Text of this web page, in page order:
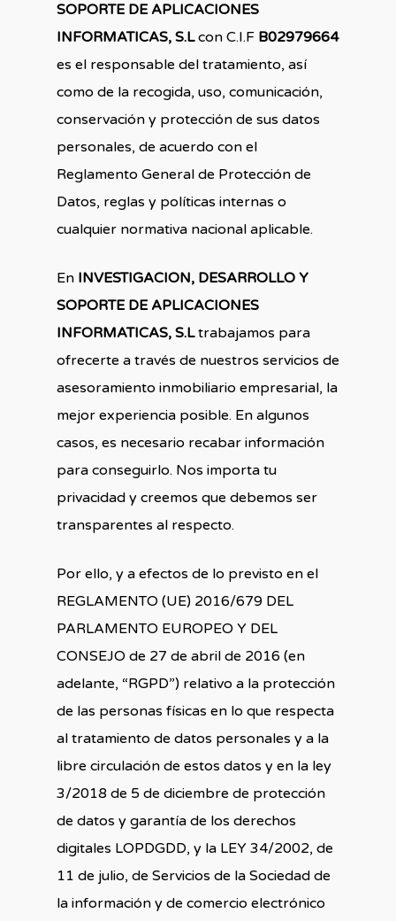
SOPORTE DE APLICACIONES
INFORMATICAS, S.Lcon C.I.F B02979664
es el responsable del tratamiento, así
como de la recogida, uso, comunicación,
conservación y protección de sus datos
personales, de acuerdo con el
Reglamento General de Protección de
Datos, reglas y políticas internas o
cualquier normativa nacional aplicable.
En INVESTIGACION, DESARROLLO Y
SOPORTE DE APLICACIONES
INFORMATICAS, S.Ltrabajamos para
ofrecerte a través de nuestros servicios de
asesoramiento inmobiliario empresarial, la
mejor experiencia posible. En algunos
casos, es necesario recabar información
para conseguirlo. Nos importa tu
privacidad y creemos que debemos ser
transparentes al respecto.
Por ello, y a efectos de lo previsto en el
REGLAMENTO (UE) 2016/679 DEL
PARLAMENTO EUROPEO Y DEL
CONSEJO de 27 de abril de 2016 (en
adelante, “RGPD”) relativo a la protección
de las personas físicas en lo que respecta
al tratamiento de datos personales y a la
libre circulación de estos datos y en la ley
3/2018 de 5 de diciembre de protección
de datos y garantía de los derechos
digitales LOPDGDD, y la LEY 34/2002, de
11 de julio, de Servicios de la Sociedad de
la información y de comercio electrónico